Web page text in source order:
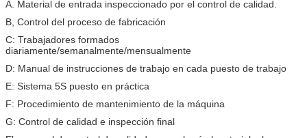
Marcado
El cable coaxial del tronco QR320 de Zion xxx M
Paquete
500M o 1000M tambor de madera (o por petición del
cliente)
Tiempo de
Más información
Por favor, póngase en contacto con nosotros.
A. Material de entrada inspeccionado por el control de calidad.
B, Control del proceso de fabricación
C: Trabajadores formados
diariamente/semanalmente/mensualmente
D: Manual de instrucciones de trabajo en cada puesto de trabajo
E: Sistema 5S puesto en práctica
F: Procedimiento de mantenimiento de la máquina
G: Control de calidad e inspección final